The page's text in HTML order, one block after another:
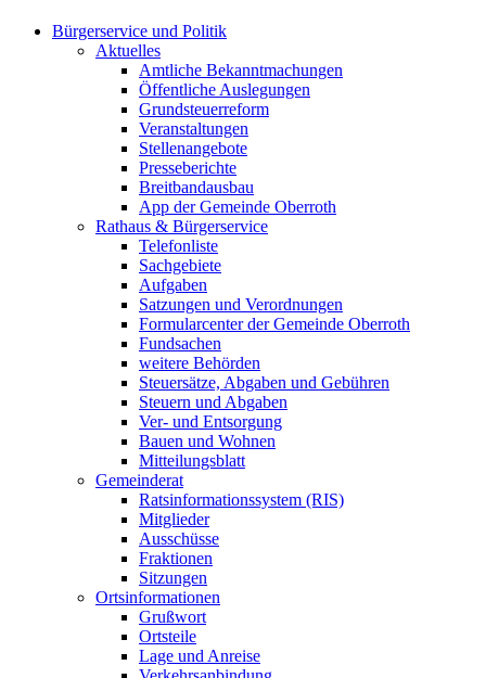
Bürgerservice und Politik
Aktuelles
Amtliche Bekanntmachungen
Öffentliche Auslegungen
Grundsteuerreform
Veranstaltungen
Stellenangebote
Presseberichte
Breitbandausbau
App der Gemeinde Oberroth
Rathaus & Bürgerservice
Telefonliste
Sachgebiete
Aufgaben
Satzungen und Verordnungen
Formularcenter der Gemeinde Oberroth
Fundsachen
weitere Behörden
Steuersätze, Abgaben und Gebühren
Steuern und Abgaben
Ver- und Entsorgung
Bauen und Wohnen
Mitteilungsblatt
Gemeinderat
Ratsinformationssystem (RIS)
Mitglieder
Ausschüsse
Fraktionen
Sitzungen
Ortsinformationen
Grußwort
Ortsteile
Lage und Anreise